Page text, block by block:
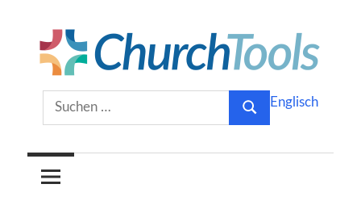
Inhalt
springen
ChurchTools
Blog
(Deutsch)
KircheSuchen
nach:
Suchen
Englisch